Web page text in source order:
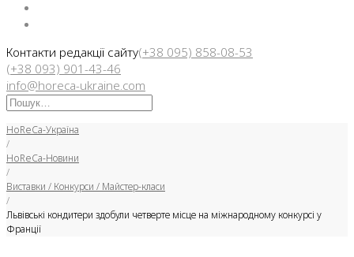
Контакти редакції сайту(+38 095) 858-08-53
(+38 093) 901-43-46
info@horeca-ukraine.com
Искать:
HoReCa-Україна
/
HoReCa-Новини
/
Виставки / Конкурси / Майстер-класи
/
Львівські кондитери здобули четверте місце на міжнародному конкурсі у
Франції